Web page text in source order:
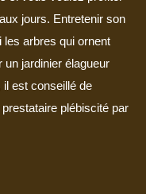
jours. Entretenir son
arbres qui ornent
jardinier élagueur
il est conseillé de
plébiscité par